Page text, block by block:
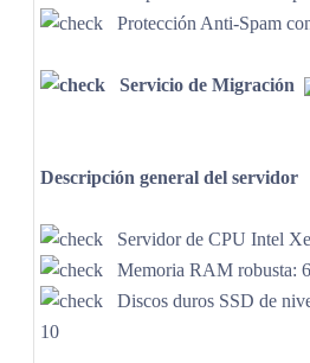
Protección Anti-Spam
Servicio de Migración
Descripción general del servidor
Servidor de CPU Intel
Memoria RAM robusta:
Discos duros SSD de
10